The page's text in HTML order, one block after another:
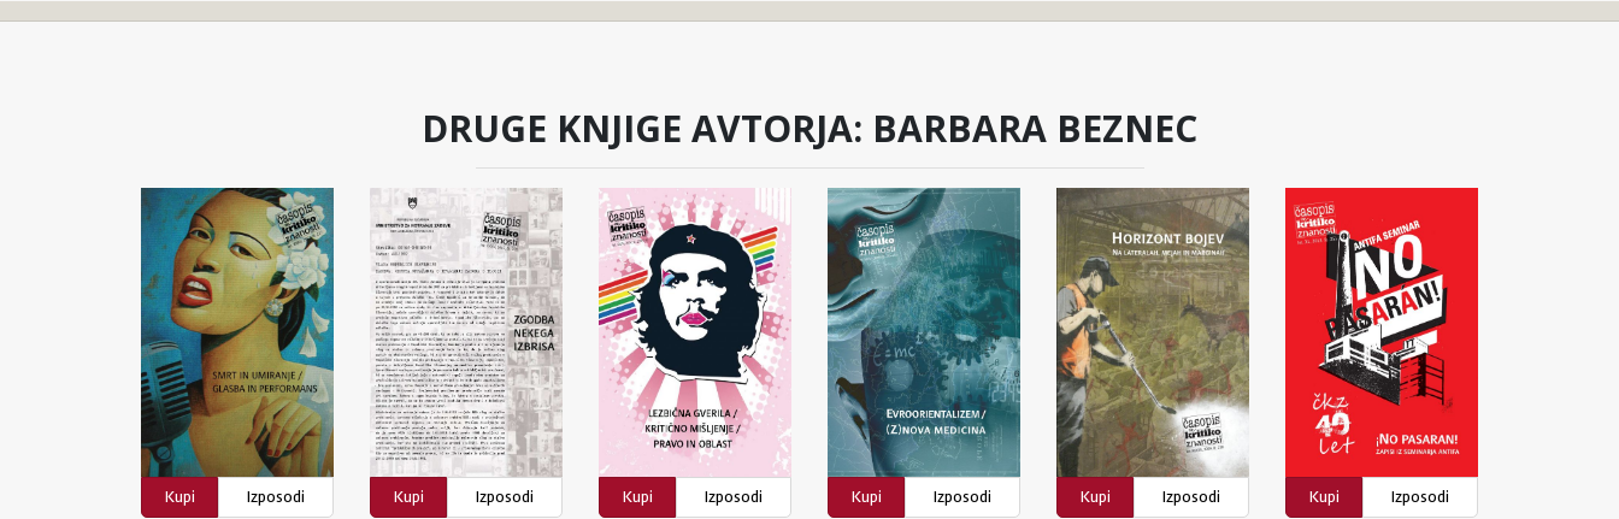
DRUGE KNJIGE AVTORJA: BARBARA BEZNEC
Kupi
Izposodi
Kupi
Izposodi
Kupi
Izposodi
Kupi
Izposodi
Kupi
Izposodi
Kupi
Izposodi